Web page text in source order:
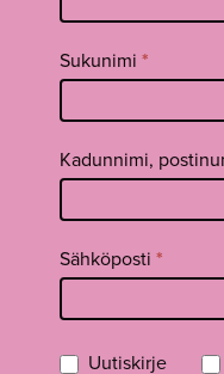
footer FI
Sukunimi *
Kadunnimi,
Sähköposti *
Uutiskirje